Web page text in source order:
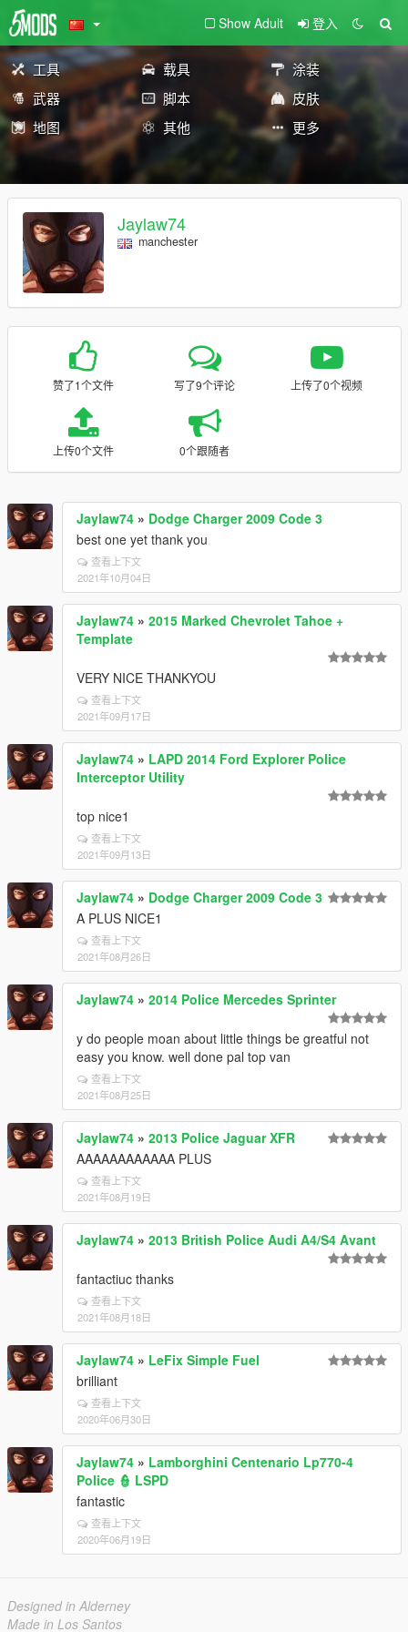
Show Adult 登入
工具 载具
涂装
武器
脚本
皮肤
地图
其他 更多
Jaylaw74
manchester
赞了1个文件 写了9个评论 上传了0个视频
上传0个文件 0个跟随者
Jaylaw74 » Dodge Charger 2009 Code 3
best one yet thank you
查看上下文
2021年10月04日
Jaylaw74 » 2015 Marked Chevrolet Tahoe +
Template
VERY NICE THANKYOU
查看上下文
2021年09月17日
Jaylaw74 » LAPD 2014 Ford Explorer Police
Interceptor Utility
top nice1
查看上下文
2021年09月13日
Jaylaw74 » Dodge Charger 2009 Code 3
A PLUS NICE1
查看上下文
2021年08月26日
Jaylaw74 » 2014 Police Mercedes Sprinter
y do people moan about little things be greatful not
easy you know. well done pal top van
查看上下文
2021年08月25日
Jaylaw74 » 2013 Police Jaguar XFR
AAAAAAAAAAAA PLUS
查看上下文
2021年08月19日
Jaylaw74 » 2013 British Police Audi A4/S4 Avant
fantactiuc thanks
查看上下文
2021年08月18日
Jaylaw74 » LeFix Simple Fuel
brilliant
查看上下文
2020年06月30日
Jaylaw74 » Lamborghini Centenario Lp770-4
Police 👮 LSPD
fantastic
查看上下文
2020年06月19日
Designed in Alderney
Made in Los Santos